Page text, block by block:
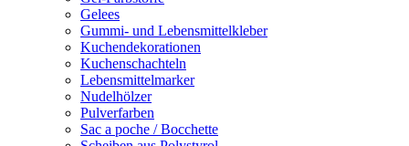
Gelees
Gummi- und Lebensmittelkleber
Kuchendekorationen
Kuchenschachteln
Lebensmittelmarker
Nudelhölzer
Pulverfarben
Sac a poche / Bocchette